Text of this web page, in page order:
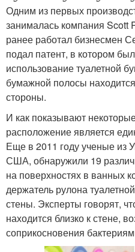
Одним из первых
занималась компания Scott
ранее работал бизнесмен
подал патент, в котором
использование туалетной
бумажной полосы
стороны.
И как показывают
расположение является
Еще в 2011 году ученые из
США, обнаружили 19
на поверхностях в ванных
держатель рулона
стены. Эксперты говорят,
находится близко к стене,
соприкосновения